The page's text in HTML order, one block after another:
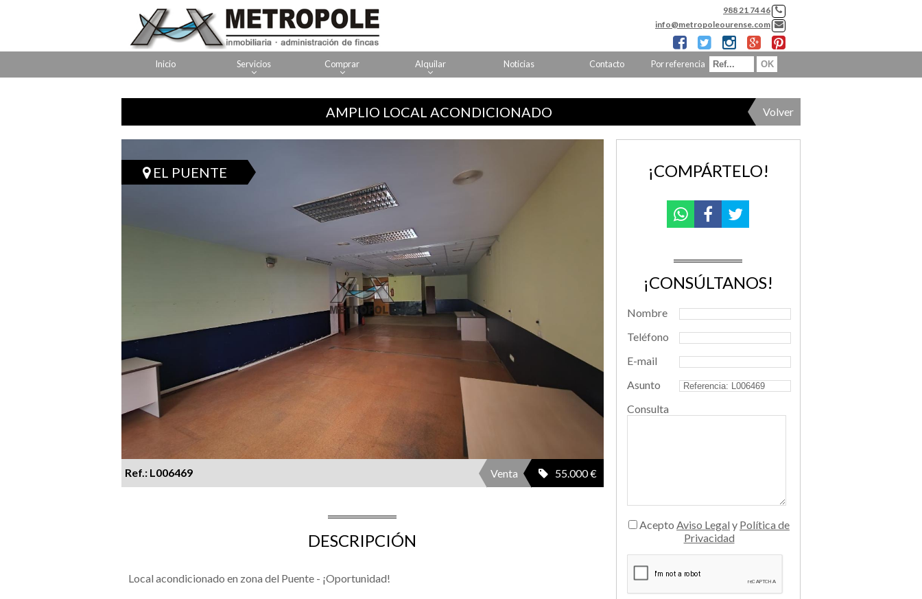
988 21 74 46
info@metropoleourense.com
Inicio Servicios Comprar Alquilar Noticias Contacto Por referencia
AMPLIO LOCAL ACONDICIONADO Volver
EL PUENTE
Ref.: L006469 Venta 55.000 €
DESCRIPCIÓN
Local acondicionado en zona del Puente - ¡Oportunidad!
¡COMPÁRTELO!
¡CONSÚLTANOS!
Nombre
Teléfono
E-mail
Asunto
Consulta
Acepto Aviso Legal y Política de
Privacidad